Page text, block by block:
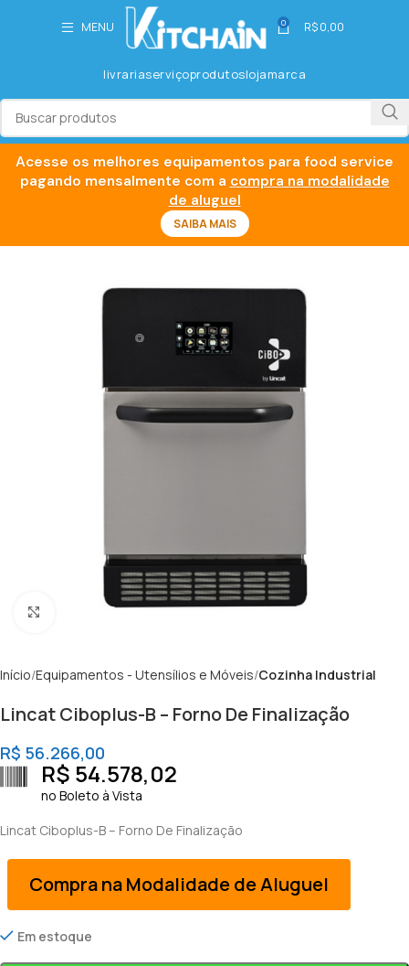
MENU 0 R$0,00
livrariaserviçoprodutoslojamarca
Clique para ampliar
Início Equipamentos - Utensílios e Móveis Cozinha Industrial
Lincat Ciboplus-B – Forno De Finalização
R$ 56.266,00
R$ 54.578,02
no Boleto à Vista
Lincat Ciboplus-B – Forno De Finalização
Compra na Modalidade de Aluguel
Em estoque
Acesse os melhores equipamentos para food service
pagando mensalmente com a compra na modalidade
de aluguel
SAIBA MAIS